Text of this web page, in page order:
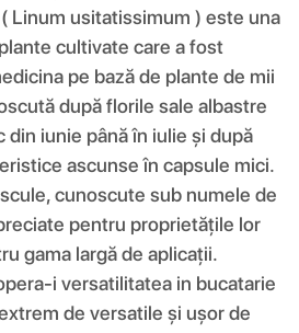
Linum usitatissimum ) este una
cultivate care a fost
pe bază de plante de mii
după florile sale albastre
iunie până în iulie și după
ascunse în capsule mici.
cunoscute sub numele de
pentru proprietățile lor
gama largă de aplicații.
i versatilitatea in bucatarie
de versatile și ușor de